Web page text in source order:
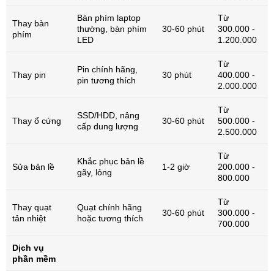
Thay bàn
phím
Bàn phím laptop
thường, bàn phím
LED
30-60 phút
Từ
300.000 -
1.200.000
Thay pin
Pin chính hãng,
pin tương thích
30 phút
Từ
400.000 -
2.000.000
Thay ổ cứng
SSD/HDD, nâng
cấp dung lượng
30-60 phút
Từ
500.000 -
2.500.000
Sửa bản lề
Khắc phục bản lề
gãy, lỏng
1-2 giờ
Từ
200.000 -
800.000
Thay quạt
tản nhiệt
Quạt chính hãng
hoặc tương thích
30-60 phút
Từ
300.000 -
700.000
Dịch vụ
phần mềm